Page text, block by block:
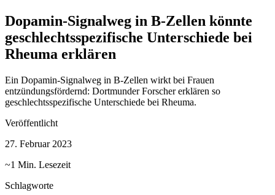
Dopamin-Signalweg in B-Zellen könnte
geschlechtsspezifische Unterschiede bei
Rheuma erklären
Ein Dopamin-Signalweg in B-Zellen wirkt bei Frauen
entzündungsfördernd: Dortmunder Forscher erklären so
geschlechtsspezifische Unterschiede bei Rheuma.
Veröffentlicht
27. Februar 2023
~1 Min. Lesezeit
Schlagworte